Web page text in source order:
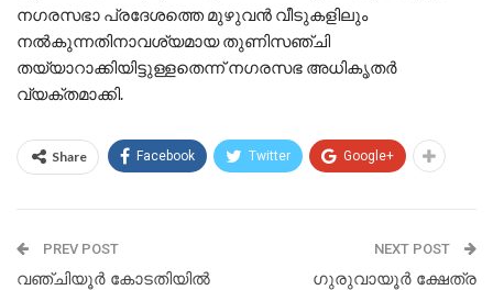
നഗരസഭാ പ്രദേശത്തെ മുഴുവൻ വീടുകളിലും
നൽകുന്നതിനാവശ്യമായ തുണിസഞ്ചി
തയ്യാറാക്കിയിട്ടുള്ളതെന്ന് നഗരസഭ അധികൃതർ
വ്യക്തമാക്കി.
Share Facebook Twitter Google+
PREV POST
വഞ്ചിയൂര്‍ കോടതിയില്‍
NEXT POST
ഗുരുവായൂര്‍ ക്ഷേത്ര